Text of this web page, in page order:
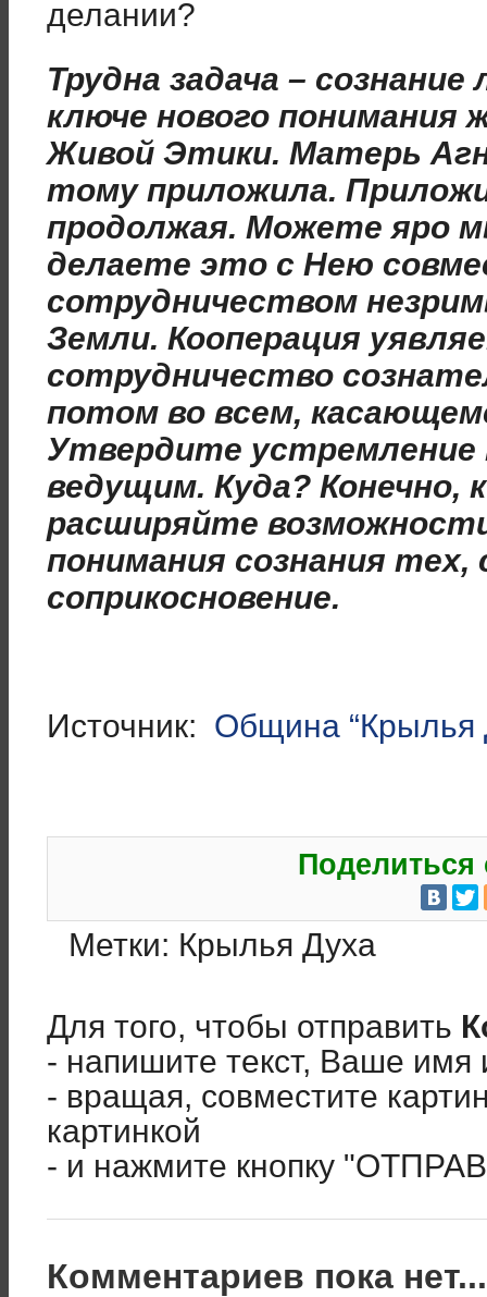
делании?
Трудна задача –
ключе нового понимания
Живой Этики. Матерь
тому приложила.
продолжая. Можете яро
делаете это с Нею
сотрудничеством
Земли. Кооперация
сотрудничество
потом во всем,
Утвердите устремление
ведущим. Куда? Конечно,
расширяйте
понимания сознания тех,
соприкосновение.
Источник: Община “Крылья
Поделиться
Метки: Крылья Духа
Для того, чтобы отправить
- напишите текст, Ваше имя
- вращая, совместите
картинкой
- и нажмите кнопку
Комментариев пока